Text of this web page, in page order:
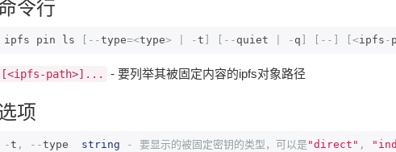
令行
ipfs pin ls [--type=<type> -t [-- quiet - q [--] [<ipfs -
[<ipfs-path>]... - 要列举其被固定内容的ipfs对象路径
项
-t , --type string - 要显示的被固定密钥的类型，可以是 "direct" ,